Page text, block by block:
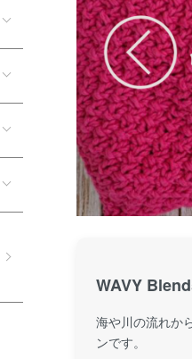
WAVY
海や川の流れか
ンです。